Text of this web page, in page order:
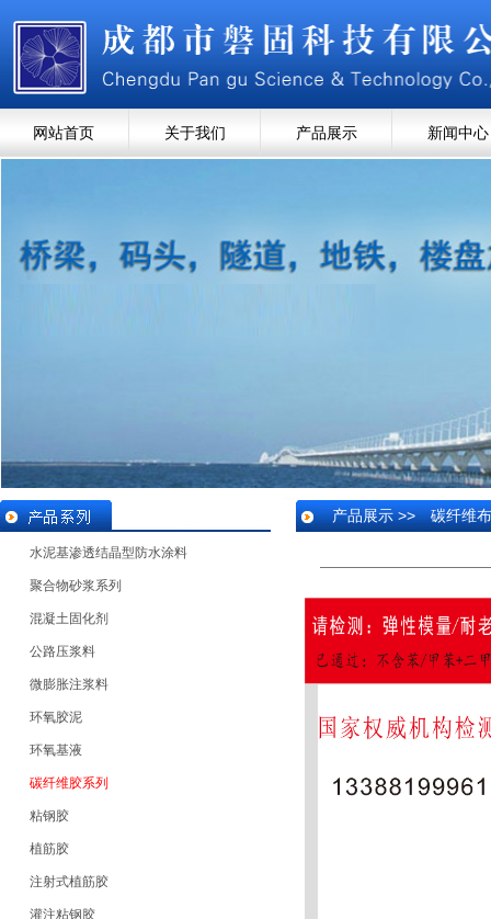
网站首页 关于我们 产品展示 新闻中心
水泥基渗透结晶型防水涂料
聚合物砂浆系列
混凝土固化剂
公路压浆料
微膨胀注浆料
环氧胶泥
环氧基液
碳纤维胶系列
粘钢胶
植筋胶
注射式植筋胶
灌注粘钢胶
产品展示 >> 碳纤维布